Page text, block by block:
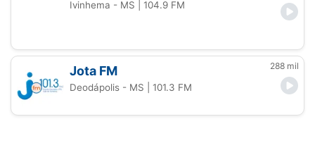
Ivinhema - MS | 104.9 FM
Jota FM 288 mil
Deodápolis - MS | 101.3 FM